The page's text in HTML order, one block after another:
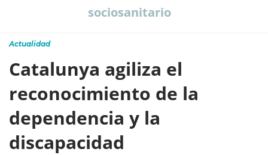
sociosanitario
Actualidad
Catalunya agiliza el
reconocimiento de la
dependencia y la
discapacidad